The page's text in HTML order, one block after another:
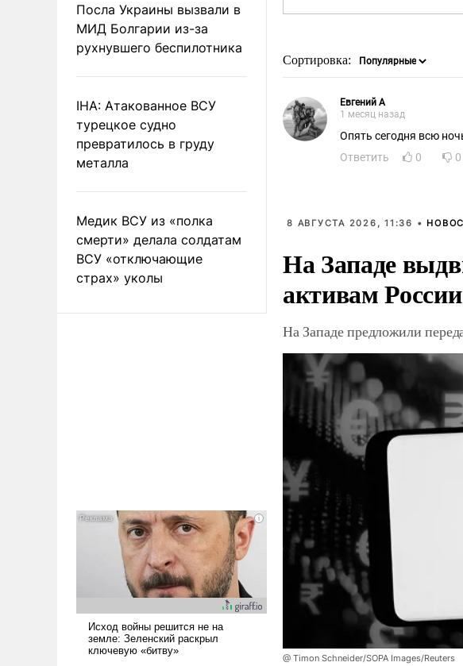
Посла Украины вызвали в
МИД Болгарии из-за
рухнувшего беспилотника
IHA: Атакованное ВСУ
турецкое судно
превратилось в груду
металла
Медик ВСУ из «полка
смерти» делала солдатам
ВСУ «отключающие
страх» уколы
Сортировка:
Евгений А
1 месяц назад
Опять сегодня всю
Ответить
0 0
8 АВГУСТА 2026, 11:36 •
На Западе
активам России
На Западе предложили
@ Timon Schneider/SOPA Images/Reuters